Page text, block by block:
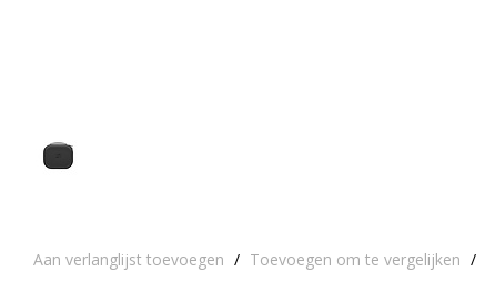
Aan verlanglijst toevoegen / Toevoegen om te vergelijken /